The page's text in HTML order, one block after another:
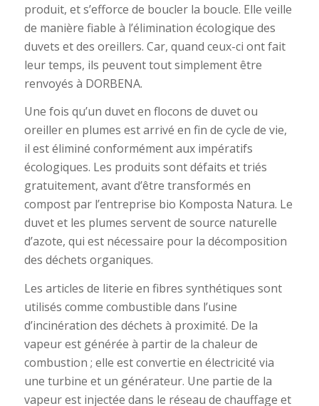
produit, et s’efforce de boucler la boucle. Elle veille
de manière fiable à l’élimination écologique des
duvets et des oreillers. Car, quand ceux-ci ont fait
leur temps, ils peuvent tout simplement être
renvoyés à DORBENA.
Une fois qu’un duvet en flocons de duvet ou
oreiller en plumes est arrivé en fin de cycle de vie,
il est éliminé conformément aux impératifs
écologiques. Les produits sont défaits et triés
gratuitement, avant d’être transformés en
compost par l’entreprise bio Komposta Natura. Le
duvet et les plumes servent de source naturelle
d’azote, qui est nécessaire pour la décomposition
des déchets organiques.
Les articles de literie en fibres synthétiques sont
utilisés comme combustible dans l’usine
d’incinération des déchets à proximité. De la
vapeur est générée à partir de la chaleur de
combustion ; elle est convertie en électricité via
une turbine et un générateur. Une partie de la
vapeur est injectée dans le réseau de chauffage et